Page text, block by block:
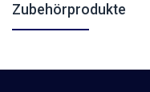
Zubehörprodukte